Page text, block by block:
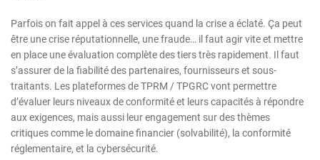
Parfois on fait appel à ces services quand la crise a éclaté. Ça peut
être une crise réputationnelle, une fraude… il faut agir vite et mettre
en place une évaluation complète des tiers très rapidement. Il faut
s’assurer de la fiabilité des partenaires, fournisseurs et sous-
traitants. Les plateformes de TPRM / TPGRC vont permettre
d’évaluer leurs niveaux de conformité et leurs capacités à répondre
aux exigences, mais aussi leur engagement sur des thèmes
critiques comme le domaine financier (solvabilité), la conformité
réglementaire, et la cybersécurité.